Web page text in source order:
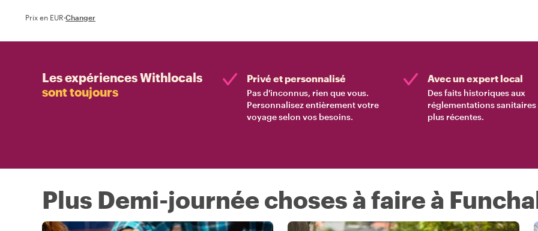
Prix en EUR·Changer
Les expériences Withlocals
sont toujours
Privé et personnalisé
Pas d'inconnus, rien que vous.
Personnalisez entièrement votre
voyage selon vos besoins.
Avec un expert local
Des faits historiques aux
réglementations sanitaires
plus récentes.
Plus Demi-journée choses à faire à